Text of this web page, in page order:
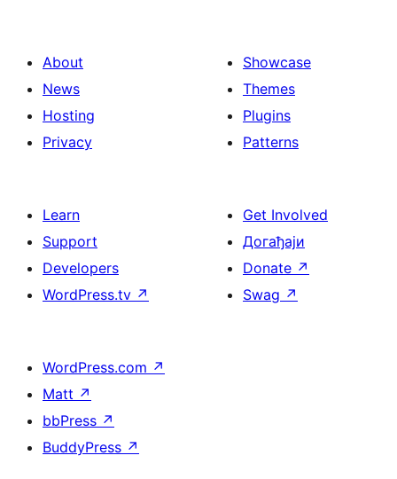
About
News
Hosting
Privacy
Showcase
Themes
Plugins
Patterns
Learn
Support
Developers
WordPress.tv ↗
Get Involved
Догађаји
Donate ↗
Swag ↗
WordPress.com ↗
Matt ↗
bbPress ↗
BuddyPress ↗